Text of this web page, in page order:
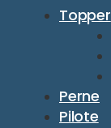
Topper
Perne
Pilote